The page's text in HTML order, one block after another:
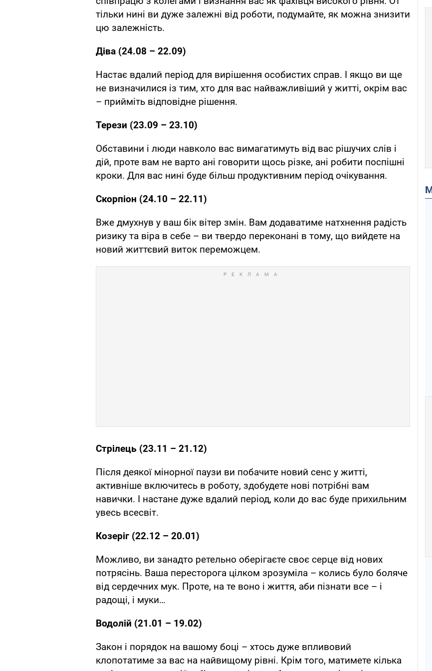
тільки нині ви дуже залежні від роботи, подумайте, як можна знизити
цю залежність.
Діва (24.08 – 22.09)
Настає вдалий період для вирішення особистих справ. І якщо ви ще
не визначилися із тим, хто для вас найважливіший у житті, окрім вас
– прийміть відповідне рішення.
Терези (23.09 – 23.10)
Обставини і люди навколо вас вимагатимуть від вас рішучих слів і
дій, проте вам не варто ані говорити щось різке, ані робити поспішні
кроки. Для вас нині буде більш продуктивним період очікування.
Скорпіон (24.10 – 22.11)
Вже дмухнув у ваш бік вітер змін. Вам додаватиме натхнення радість
ризику та віра в себе – ви твердо переконані в тому, що вийдете на
новий життєвий виток переможцем.
Стрілець (23.11 – 21.12)
Після деякої мінорної паузи ви побачите новий сенс у житті,
активніше включитесь в роботу, здобудете нові потрібні вам
навички. І настане дуже вдалий період, коли до вас буде прихильним
увесь всесвіт.
Козеріг (22.12 – 20.01)
Можливо, ви занадто ретельно оберігаєте своє серце від нових
потрясінь. Ваша пересторога цілком зрозуміла – колись було боляче
від сердечних мук. Проте, на те воно і життя, аби пізнати все – і
радощі, і муки…
Водолій (21.01 – 19.02)
Закон і порядок на вашому боці – хтось дуже впливовий
клопотатиме за вас на найвищому рівні. Крім того, матимете кілька